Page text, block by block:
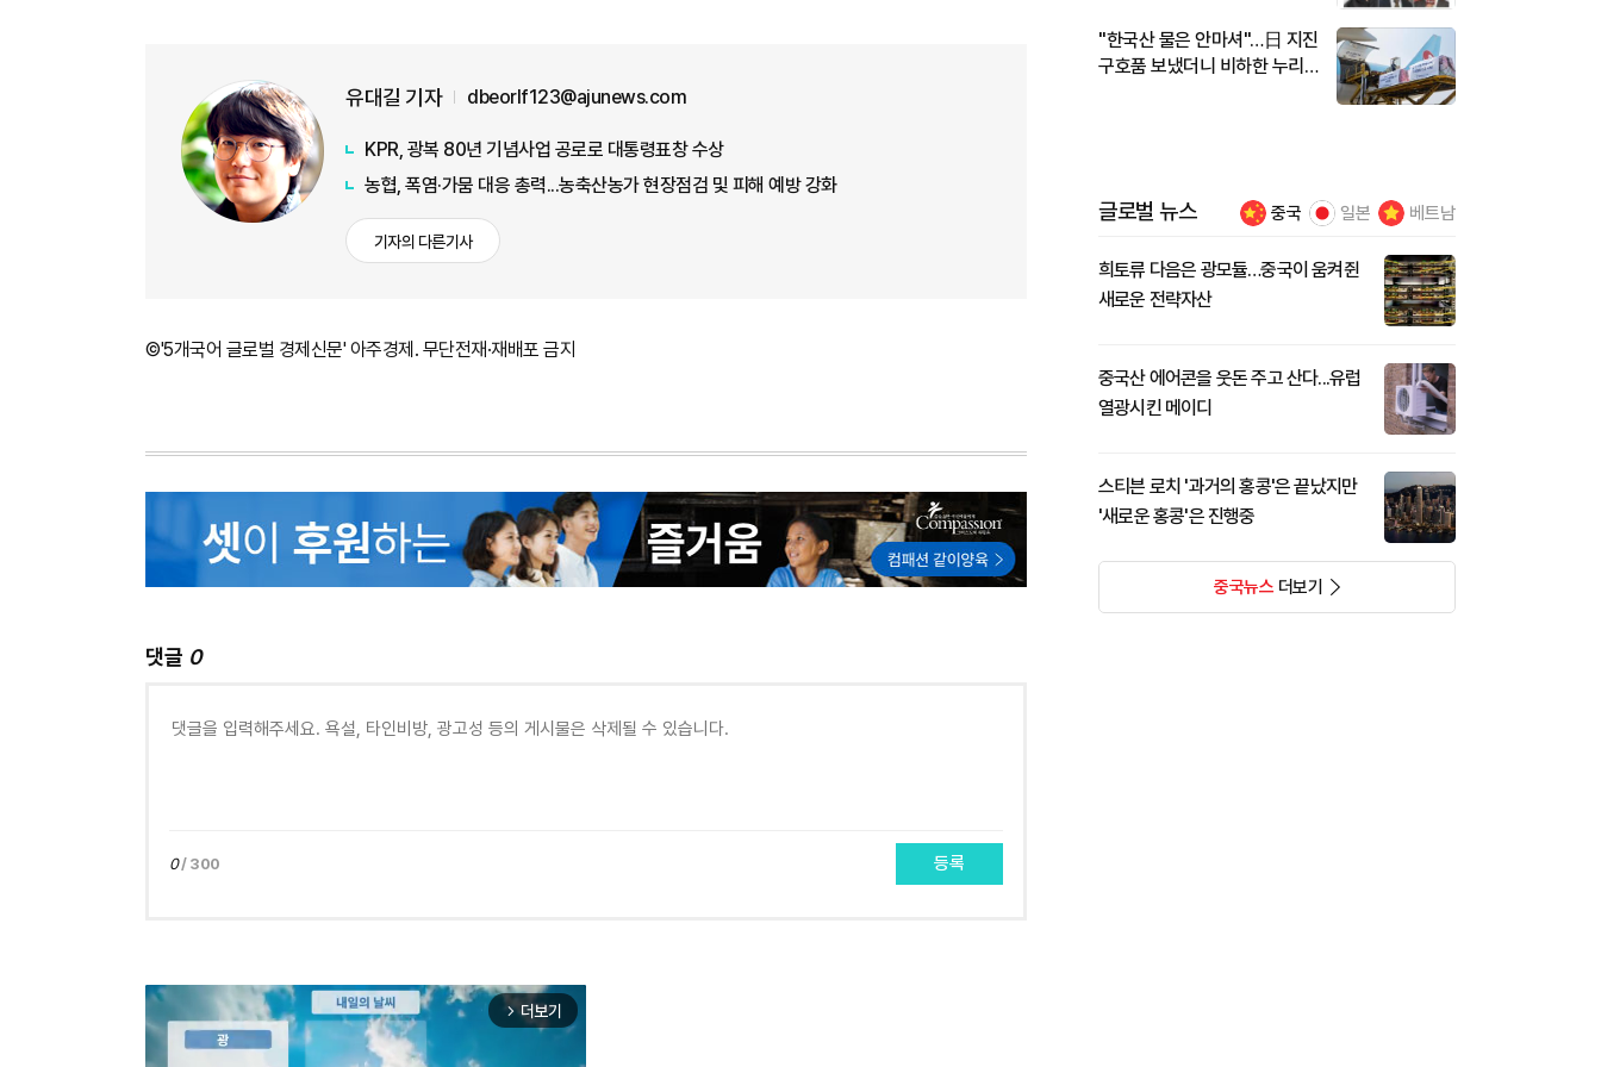
유대길 기자 dbeorlf123@ajunews.com
KPR, 광복 80년 기념사업 공로로 대통령표창 수상
농협, 폭염·가뭄 대응 총력...농축산농가 현장점검 및 피해 예방 강화
기자의 다른기사
©'5개국어 글로벌 경제신문' 아주경제. 무단전재·재배포 금지
댓글 0
0/ 300 등록
arrow_forward_ios 더보기
"한국산 물은 안마셔"…日 지진
구호품 보냈더니 비하한 누리
글로벌 뉴스 중국 일본 베트남
희토류 다음은 광모듈…중국이 움켜쥔
새로운 전략자산
중국산 에어콘을 웃돈 주고 산다...유럽
열광시킨 메이디
스티븐 로치 '과거의 홍콩'은 끝났지만
'새로운 홍콩'은 진행중
중국뉴스더보기